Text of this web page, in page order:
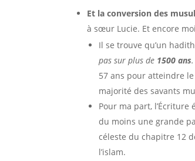
Et la conversion des
à sœur Lucie. Et encore
Il se trouve qu’un
pas sur plus de 1500 ans.
57 ans pour atteindre le
majorité des savants
Pour ma part,
du moins une grande
céleste du chapitre 12
l’islam.